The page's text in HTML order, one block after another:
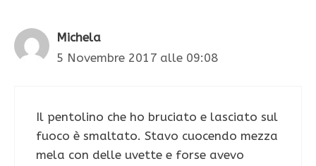
Michela
5 Novembre 2017 alle 09:08
Il pentolino che ho bruciato e lasciato sul
fuoco è smaltato. Stavo cuocendo mezza
mela con delle uvette e forse avevo